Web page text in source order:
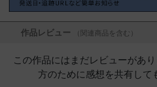
作品レビュー （関連商品を含む）
この作品にはまだレビューがあ
方のために感想を共有して